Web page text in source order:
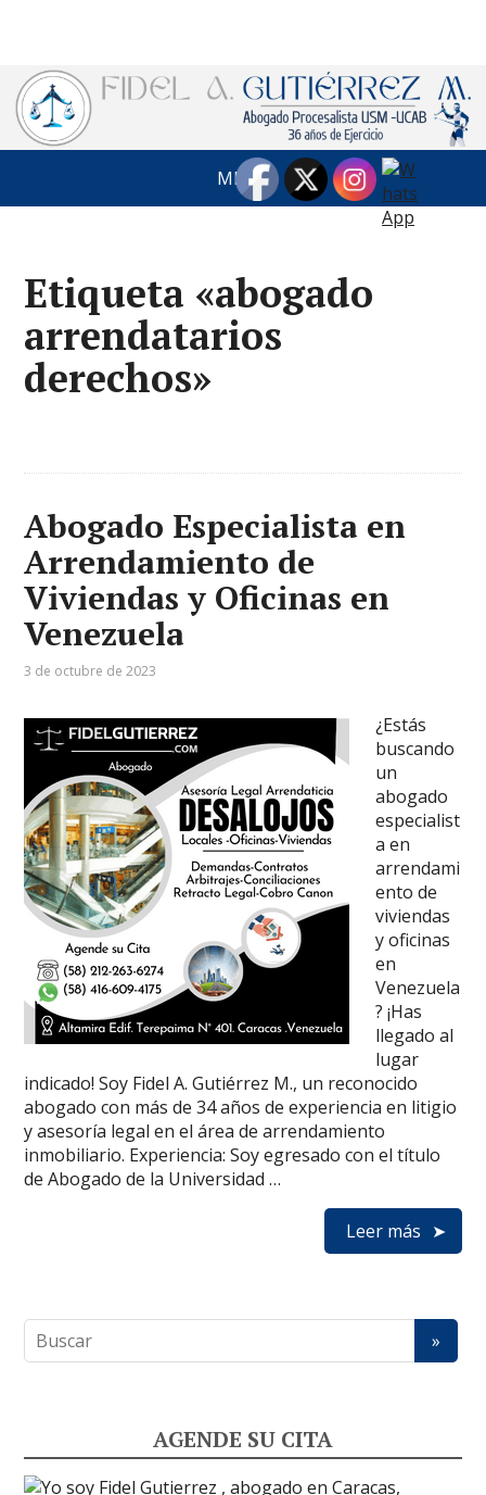
MENÚ
Etiqueta «abogado
arrendatarios
derechos»
Abogado Especialista en
Arrendamiento de
Viviendas y Oficinas en
Venezuela
3 de octubre de 2023
¿Estás
buscando
un
abogado
especialist
a en
arrendami
ento de
viviendas
y oficinas
en
Venezuela
? ¡Has
llegado al
lugar
indicado! Soy Fidel A. Gutiérrez M., un reconocido
abogado con más de 34 años de experiencia en litigio
y asesoría legal en el área de arrendamiento
inmobiliario. Experiencia: Soy egresado con el título
de Abogado de la Universidad …
Leer más
AGENDE SU CITA